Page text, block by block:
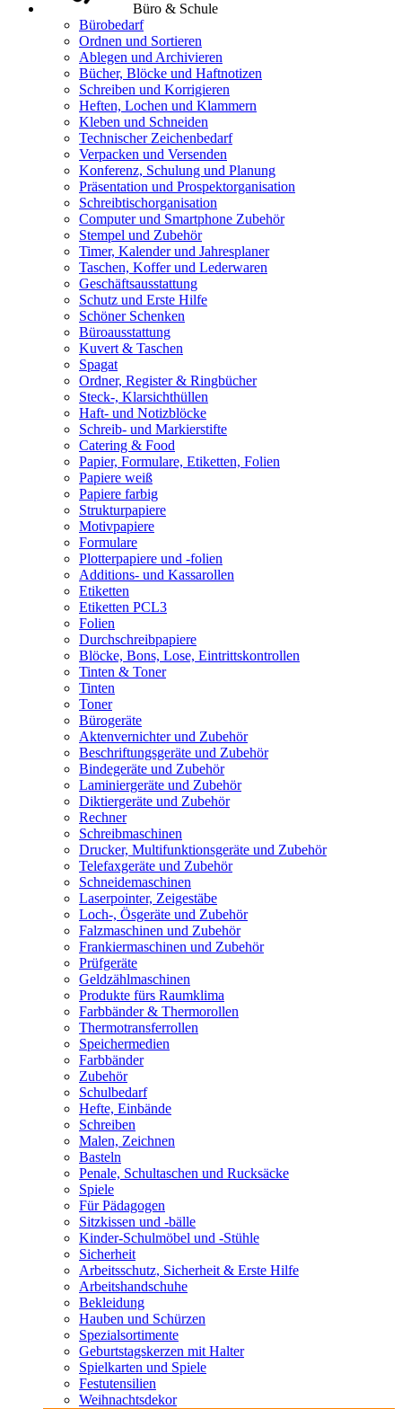
Büro & Schule
Bürobedarf
Ordnen und Sortieren
Ablegen und Archivieren
Bücher, Blöcke und Haftnotizen
Schreiben und Korrigieren
Heften, Lochen und Klammern
Kleben und Schneiden
Technischer Zeichenbedarf
Verpacken und Versenden
Konferenz, Schulung und Planung
Präsentation und Prospektorganisation
Schreibtischorganisation
Computer und Smartphone Zubehör
Stempel und Zubehör
Timer, Kalender und Jahresplaner
Taschen, Koffer und Lederwaren
Geschäftsausstattung
Schutz und Erste Hilfe
Schöner Schenken
Büroausstattung
Kuvert & Taschen
Spagat
Ordner, Register & Ringbücher
Steck-, Klarsichthüllen
Haft- und Notizblöcke
Schreib- und Markierstifte
Catering & Food
Papier, Formulare, Etiketten, Folien
Papiere weiß
Papiere farbig
Strukturpapiere
Motivpapiere
Formulare
Plotterpapiere und -folien
Additions- und Kassarollen
Etiketten
Etiketten PCL3
Folien
Durchschreibpapiere
Blöcke, Bons, Lose, Eintrittskontrollen
Tinten & Toner
Tinten
Toner
Bürogeräte
Aktenvernichter und Zubehör
Beschriftungsgeräte und Zubehör
Bindegeräte und Zubehör
Laminiergeräte und Zubehör
Diktiergeräte und Zubehör
Rechner
Schreibmaschinen
Drucker, Multifunktionsgeräte und Zubehör
Telefaxgeräte und Zubehör
Schneidemaschinen
Laserpointer, Zeigestäbe
Loch-, Ösgeräte und Zubehör
Falzmaschinen und Zubehör
Frankiermaschinen und Zubehör
Prüfgeräte
Geldzählmaschinen
Produkte fürs Raumklima
Farbbänder & Thermorollen
Thermotransferrollen
Speichermedien
Farbbänder
Zubehör
Schulbedarf
Hefte, Einbände
Schreiben
Malen, Zeichnen
Basteln
Penale, Schultaschen und Rucksäcke
Spiele
Für Pädagogen
Sitzkissen und -bälle
Kinder-Schulmöbel und -Stühle
Sicherheit
Arbeitsschutz, Sicherheit & Erste Hilfe
Arbeitshandschuhe
Bekleidung
Hauben und Schürzen
Spezialsortimente
Geburtstagskerzen mit Halter
Spielkarten und Spiele
Festutensilien
Weihnachtsdekor